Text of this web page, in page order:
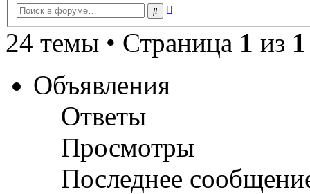
Поиск
24 темы • Страница 1 из 1
Объявления
Ответы
Просмотры
Последнее